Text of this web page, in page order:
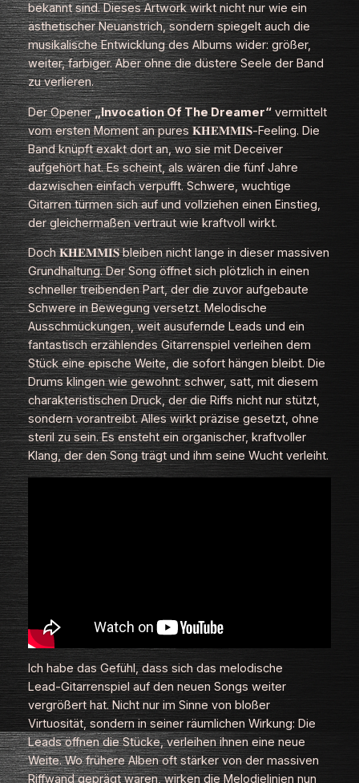
bekannt sind. Dieses Artwork wirkt nicht nur wie ein
ästhetischer Neuanstrich, sondern spiegelt auch die
musikalische Entwicklung des Albums wider: größer,
weiter, farbiger. Aber ohne die düstere Seele der Band
zu verlieren.
Der Opener„Invocation Of The Dreamer“vermittelt
vom ersten Moment an pures 𝐊𝐇𝐄𝐌𝐌𝐈𝐒‑Feeling. Die
Band knüpft exakt dort an, wo sie mitDeceiver
aufgehört hat. Es scheint, als wären die fünf Jahre
dazwischen einfach verpufft. Schwere, wuchtige
Gitarren türmen sich auf und vollziehen einen Einstieg,
der gleichermaßen vertraut wie kraftvoll wirkt.
Doch 𝐊𝐇𝐄𝐌𝐌𝐈𝐒 bleiben nicht lange in dieser massiven
Grundhaltung. Der Song öffnet sich plötzlich in einen
schneller treibenden Part, der die zuvor aufgebaute
Schwere in Bewegung versetzt. Melodische
Ausschmückungen, weit ausufernde Leads und ein
fantastisch erzählendes Gitarrenspiel verleihen dem
Stück eine epische Weite, die sofort hängen bleibt. Die
Drums klingen wie gewohnt: schwer, satt, mit diesem
charakteristischen Druck, der die Riffs nicht nur stützt,
sondern vorantreibt. Alles wirkt präzise gesetzt, ohne
steril zu sein. Es ensteht ein organischer, kraftvoller
Klang, der den Song trägt und ihm seine Wucht verleiht.
Ich habe das Gefühl, dass sich das melodische
Lead‑Gitarrenspiel auf den neuen Songs weiter
vergrößert hat. Nicht nur im Sinne von bloßer
Virtuosität, sondern in seiner räumlichen Wirkung: Die
Leads öffnen die Stücke, verleihen ihnen eine neue
Weite. Wo frühere Alben oft stärker von der massiven
Riffwand geprägt waren, wirken die Melodielinien nun